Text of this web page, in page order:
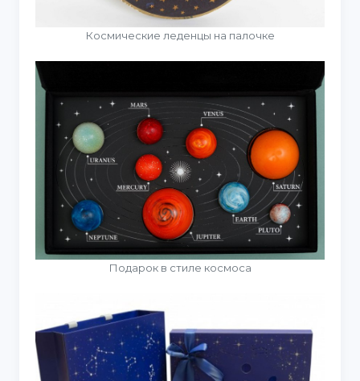
Космические леденцы на палочке
Подарок в стиле космоса